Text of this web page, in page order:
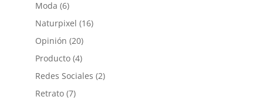
Moda (6)
Naturpixel (16)
Opinión (20)
Producto(4)
Redes Sociales (2)
Retrato(7)